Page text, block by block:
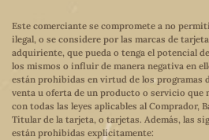
Este comerciante se compromete a no
ilegal, o se considere por las marcas de
adquiriente, que pueda o tenga el potencial
los mismos o influir de manera negativa en
están prohibidas en virtud de los programas
venta u oferta de un producto o servicio que
con todas las leyes aplicables al Comprador,
Titular de la tarjeta, o tarjetas. Además, las
están prohibidas explícitamente: